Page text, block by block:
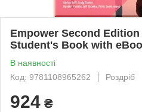
Empower Second
Student's Book with
В наявності
Код: 9781108965262
Роздріб
924 ₴